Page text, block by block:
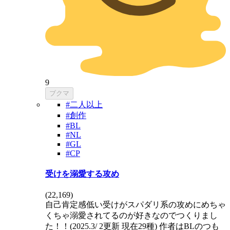
9
ブクマ
#二人以上
#創作
#BL
#NL
#GL
#CP
受けを溺愛する攻め
(22,169)
自己肯定感低い受けがスパダリ系の攻めにめちゃ
くちゃ溺愛されてるのが好きなのでつくりまし
た！！(2025.3/ 2更新 現在29種) 作者はBLのつも